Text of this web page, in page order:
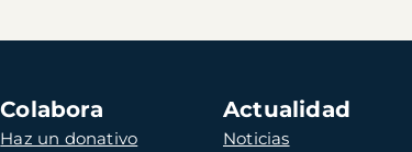
Colabora
Haz un donativo
Actualidad
Noticias